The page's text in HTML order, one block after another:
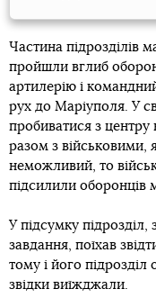
Частина підрозділів
пройшли вглиб
артилерію і
рух до Маріуполя. У
пробиватися з центру
разом з військовими,
неможливий, то
підсилили оборонців
У підсумку
завдання, поїхав
тому і його
звідки виїжджали.